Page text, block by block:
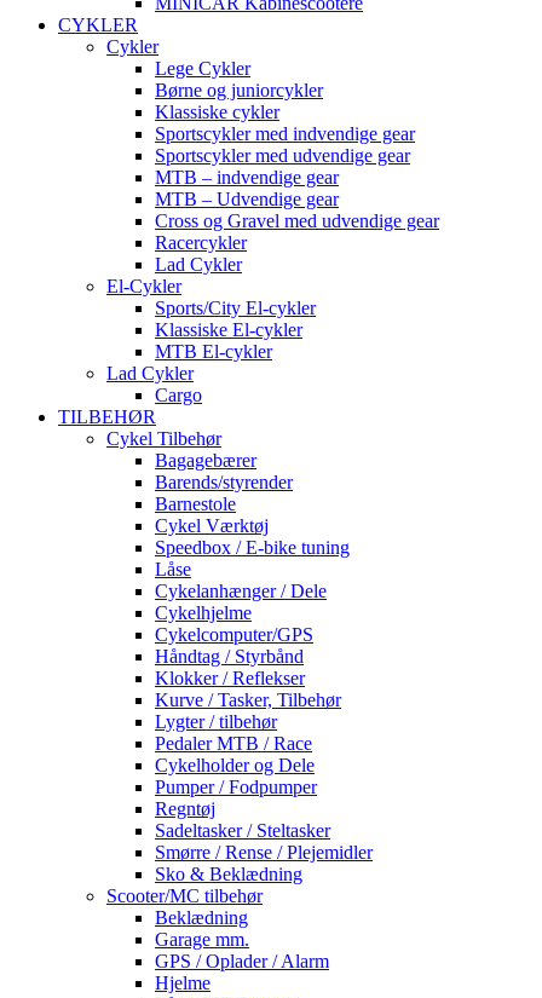
CYKLER
Cykler
Lege Cykler
Børne og juniorcykler
Klassiske cykler
Sportscykler med indvendige gear
Sportscykler med udvendige gear
MTB – indvendige gear
MTB – Udvendige gear
Cross og Gravel med udvendige gear
Racercykler
Lad Cykler
El-Cykler
Sports/City El-cykler
Klassiske El-cykler
MTB El-cykler
Lad Cykler
Cargo
TILBEHØR
Cykel Tilbehør
Bagagebærer
Barends/styrender
Barnestole
Cykel Værktøj
Speedbox / E-bike tuning
Låse
Cykelanhænger / Dele
Cykelhjelme
Cykelcomputer/GPS
Håndtag / Styrbånd
Klokker / Reflekser
Kurve / Tasker, Tilbehør
Lygter / tilbehør
Pedaler MTB / Race
Cykelholder og Dele
Pumper / Fodpumper
Regntøj
Sadeltasker / Steltasker
Smørre / Rense / Plejemidler
Sko & Beklædning
Scooter/MC tilbehør
Beklædning
Garage mm.
GPS / Oplader / Alarm
Hjelme